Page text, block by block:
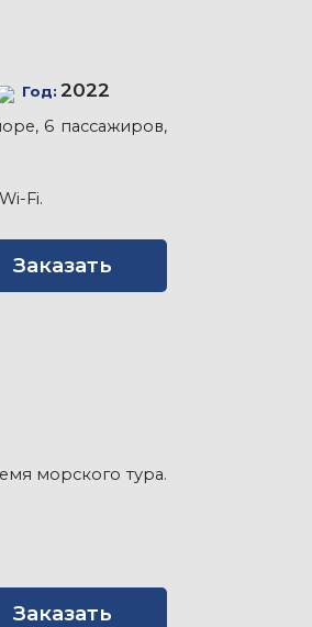
Год: 2022
6 пассажиров,
Fi.
Заказать
морского тура.
Заказать